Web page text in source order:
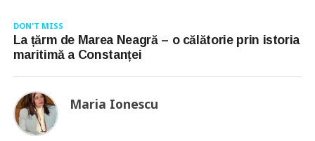
DON'T MISS
La țărm de Marea Neagră – o călătorie prin istoria
maritimă a Constanței
Maria Ionescu